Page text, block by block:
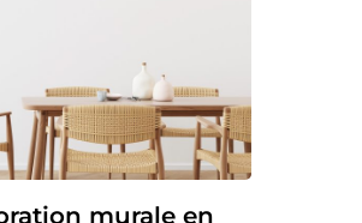
murale en